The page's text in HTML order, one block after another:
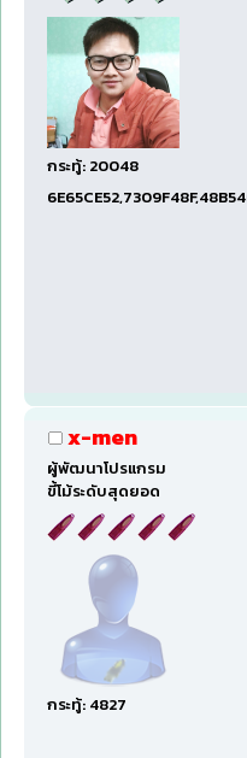
กระทู้: 20048
x-men
ผู้พัฒนาโปรแกรม
ขี้โม้ระดับสุดยอด
กระทู้: 4827